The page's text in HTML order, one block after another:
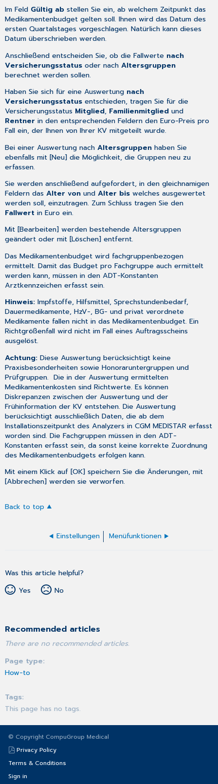
Im Feld Gültig ab stellen Sie ein, ab welchem Zeitpunkt das
Medikamentenbudget gelten soll. Ihnen wird das Datum des
ersten Quartalstages vorgeschlagen. Natürlich kann dieses
Datum überschrieben werden.
Anschließend entscheiden Sie, ob die Fallwerte nach
Versicherungsstatus oder nachAltersgruppen
berechnet werden sollen.
Haben Sie sich für eine Auswertung nach
Versicherungsstatus entschieden, tragen Sie für die
Versicherungsstatus Mitglied, Familienmitglied und
Rentner in den entsprechenden Feldern den Euro-Preis pro
Fall ein, der Ihnen von Ihrer KV mitgeteilt wurde.
Bei einer Auswertung nachAltersgruppen haben Sie
ebenfalls mit [Neu] die Möglichkeit, die Gruppen neu zu
erfassen.
Sie werden anschließend aufgefordert, in den gleichnamigen
Feldern dasAlter von undAlter bis welches ausgewertet
werden soll, einzutragen. Zum Schluss tragen Sie den
Fallwert in Euro ein.
Mit [Bearbeiten] werden bestehende Altersgruppen
geändert oder mit [Löschen] entfernt.
Das Medikamentenbudget wird fachgruppenbezogen
ermittelt. Damit das Budget pro Fachgruppe auch ermittelt
werden kann, müssen in denADT-Konstanten
Arztkennzeichen erfasst sein.
Hinweis:Impfstoffe, Hilfsmittel, Sprechstundenbedarf,
Dauermedikamente, HzV-, BG- und privat verordnete
Medikamente fallen nicht in das Medikamentenbudget. Ein
Richtgrößenfall wird nicht im Fall eines Auftragsscheins
ausgelöst.
Achtung:Diese Auswertung berücksichtigt keine
Praxisbesonderheiten sowie Honoraruntergruppen und
Prüfgruppen. Die in der Auswertung ermittelten
Medikamentenkosten sind Richtwerte. Es können
Diskrepanzen zwischen der Auswertung und der
Frühinformation der KV entstehen. Die Auswertung
berücksichtigt ausschließlich Daten, die ab dem
Installationszeitpunkt des Analyzers in CGM MEDISTAR erfasst
worden sind. Die Fachgruppen müssen in denADT-
Konstanten erfasst sein, da sonst keine korrekte Zuordnung
des Medikamentenbudgets erfolgen kann.
Mit einem Klick auf [OK] speichern Sie die Änderungen, mit
[Abbrechen] werden sie verworfen.
Back to top
Einstellungen Menüfunktionen
Was this article helpful?
Yes
No
Recommended articles
There are no recommended articles.
Page type
How-to
Tags
This page has no tags.
© Copyright CompuGroup Medical
Privacy Policy
Terms & Conditions
Sign in